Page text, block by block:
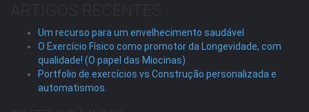
Um recurso para um envelhecimento saudável
O Exercício Físico como promotor da Longevidade, com
qualidade! (O papel das Miocinas)
Portfolio de exercícios vs Construção personalizada e
automatismos.